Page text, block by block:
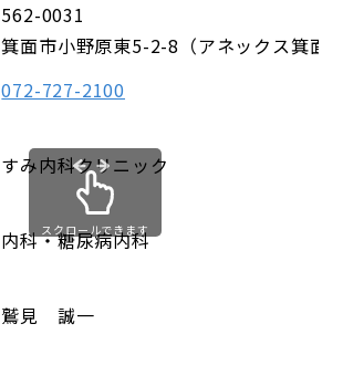
562-0031
箕面市小野原東5-2-8（アネックス箕面
072-727-2100
すみ内科クリニック
内科・糖尿病内科
鷲見 誠一
スクロールできます